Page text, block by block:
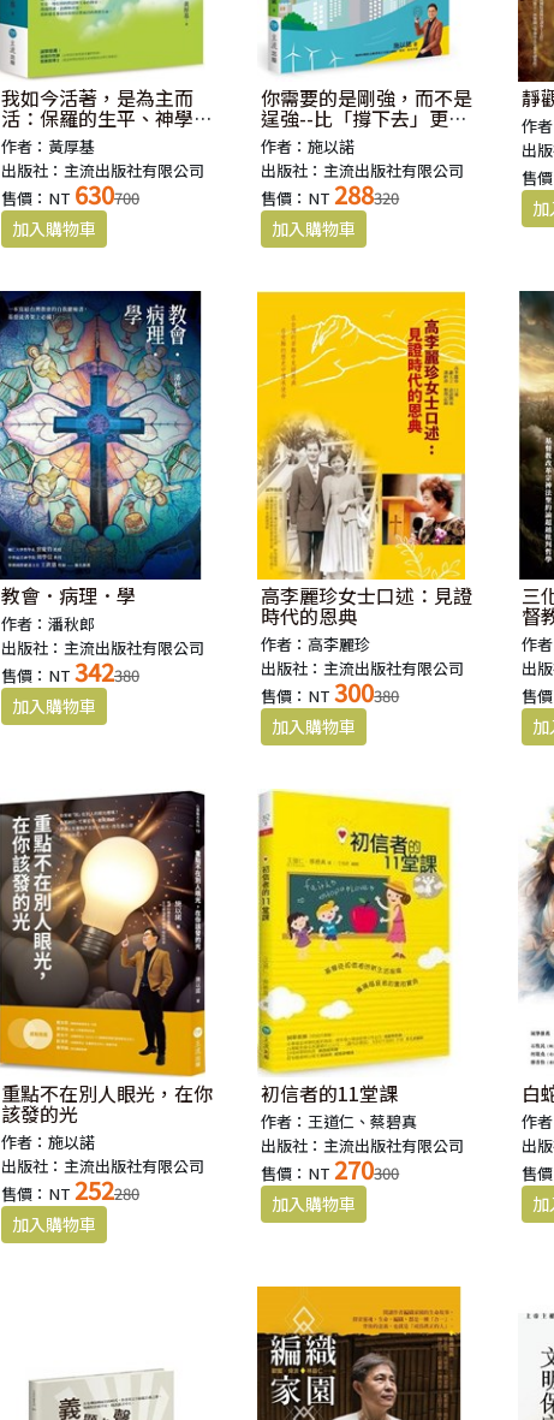
我如今活著，是為主而
活：保羅的生平、神學與
詮釋
作者：黃厚基
出版社：主流出版社有限公司
售價：NT 630700
你需要的是剛強，而不是
逞強--比「撐下去」更重
要的61件事
作者：施以諾
出版社：主流出版社有限公司
售價：NT288320
靜
作
出
售
教會．病理．學
作者：潘秋郎
出版社：主流出版社有限公司
售價：NT 342380
高李麗珍女士口述：見證
時代的恩典
作者：高李麗珍
出版社：主流出版社有限公司
售價：NT300380
三
督
越
作者
出
售
重點不在別人眼光，在你
該發的光
作者：施以諾
出版社：主流出版社有限公司
售價：NT 252280
初信者的11堂課
作者：王道仁、蔡碧真
出版社：主流出版社有限公司
售價：NT270300
白
作
出
售